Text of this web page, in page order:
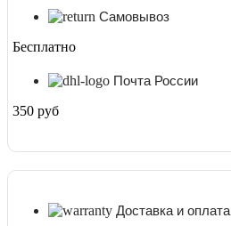
Самовывоз
Бесплатно
Почта России
350 руб
Доставка и оплата